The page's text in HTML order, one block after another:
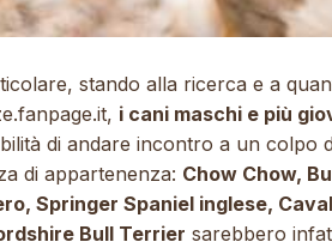
stando alla ricerca e a
, i cani maschi e più
di andare incontro a un colpo
di appartenenza: Chow Chow,
Springer Spaniel inglese,
Bull Terrier sarebbero